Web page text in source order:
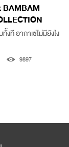
BAMBAM
งที อากาเซ่ไม่มียังไง
9897